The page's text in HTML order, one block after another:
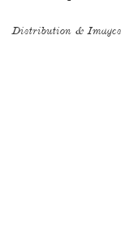
Distribution &